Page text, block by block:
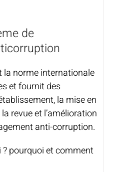
de
la norme internationale
et fournit des
la mise en
revue et l’amélioration
anti-corruption.
? pourquoi et comment